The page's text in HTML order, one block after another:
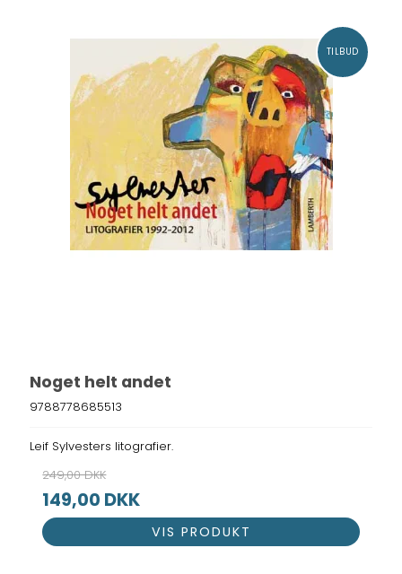
TILBUD
Noget helt andet
9788778685513
Leif Sylvesters litografier.
249,00 DKK
149,00 DKK
VIS PRODUKT